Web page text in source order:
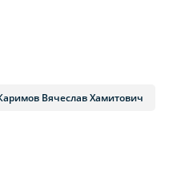
Вячеслав Хамитович